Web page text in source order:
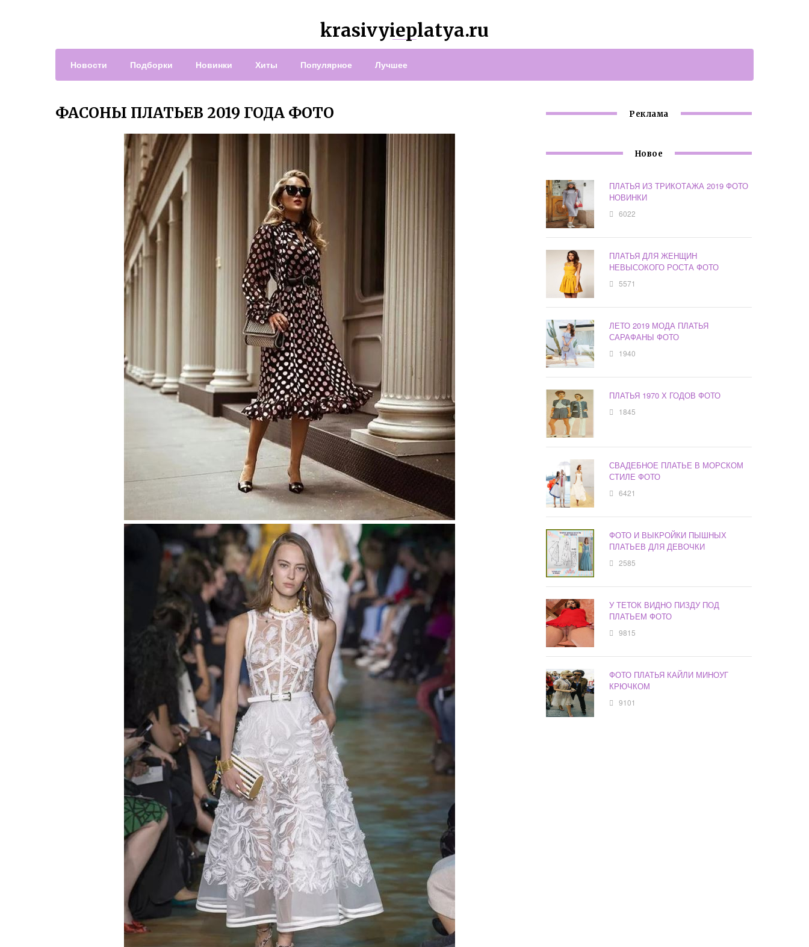
krasivyieplatya.ru
Новости Подборки Новинки Хиты Популярное Лучшее
ФАСОНЫ ПЛАТЬЕВ 2019 ГОДА ФОТО Реклама
Новое
ПЛАТЬЯ ИЗ ТРИКОТАЖА 2019 ФОТО
НОВИНКИ
6022
ПЛАТЬЯ ДЛЯ ЖЕНЩИН
НЕВЫСОКОГО РОСТА ФОТО
5571
ЛЕТО 2019 МОДА ПЛАТЬЯ
САРАФАНЫ ФОТО
1940
ПЛАТЬЯ 1970 Х ГОДОВ ФОТО
1845
СВАДЕБНОЕ ПЛАТЬЕ В МОРСКОМ
СТИЛЕ ФОТО
6421
ФОТО И ВЫКРОЙКИ ПЫШНЫХ
ПЛАТЬЕВ ДЛЯ ДЕВОЧКИ
2585
У ТЕТОК ВИДНО ПИЗДУ ПОД
ПЛАТЬЕМ ФОТО
9815
ФОТО ПЛАТЬЯ КАЙЛИ МИНОУГ
КРЮЧКОМ
9101